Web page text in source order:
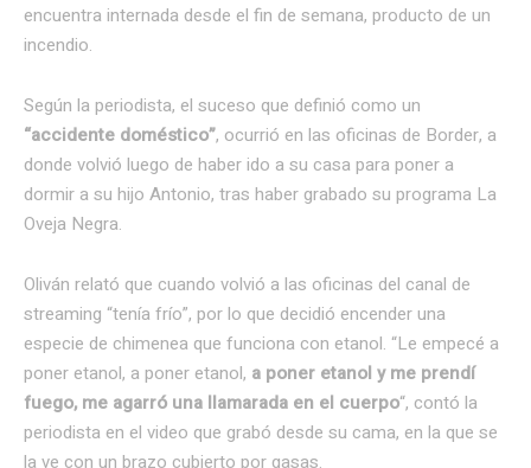
encuentra internada desde el fin de semana, producto de un
incendio.
Según la periodista, el suceso que definió como un
“accidente doméstico”, ocurrió en las oficinas de Border, a
donde volvió luego de haber ido a su casa para poner a
dormir a su hijo Antonio, tras haber grabado su programa La
Oveja Negra.
Oliván relató que cuando volvió a las oficinas del canal de
streaming “tenía frío”, por lo que decidió encender una
especie de chimenea que funciona con etanol. “Le empecé a
poner etanol, a poner etanol, a poner etanol y me prendí
fuego, me agarró una llamarada en el cuerpo“, contó la
periodista en el video que grabó desde su cama, en la que se
la ve con un brazo cubierto por gasas.